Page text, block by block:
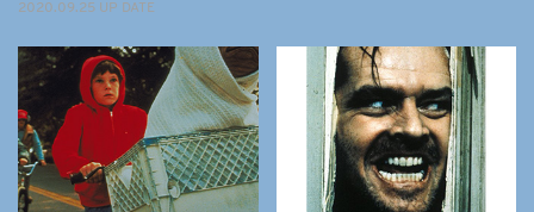
2020.09.25 UP DATE